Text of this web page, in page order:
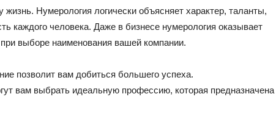
Нумерология логически объясняет характер, таланты,
каждого человека. Даже в бизнесе нумерология оказывает
выборе наименования вашей компании.
позволит вам добиться большего успеха.
вам выбрать идеальную профессию, которая предназначена